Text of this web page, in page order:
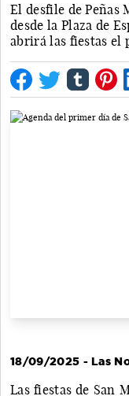
El desfile de Peñas
desde la Plaza de
abrirá las fiestas el
18/09/2025 - Las
Las fiestas de San